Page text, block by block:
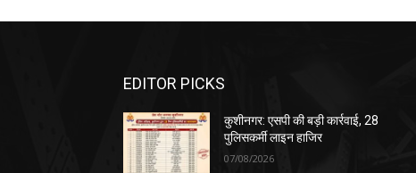
EDITOR PICKS
कुशीनगर: एसपी की बड़ी कार्रवाई, 28
पुलिसकर्मी लाइन हाजिर
07/08/2026